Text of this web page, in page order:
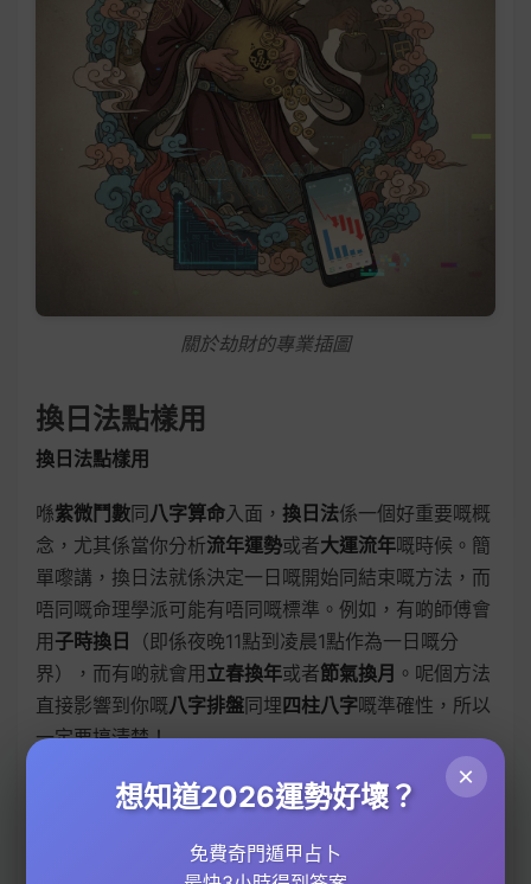
關於劫財的專業插圖
換日法點樣用
換日法點樣用
喺紫微鬥數同八字算命入面， 換日法係一個好重要嘅概
念，尤其係當你分析流年運勢或者大運流年嘅時候。簡
單嚟講，換日法就係決定一日嘅開始同結束嘅方法，而
唔同嘅命理學派可能有唔同嘅標準。例如，有啲師傅會
用 子時換日
（即係夜晚11點到凌晨1點作為一日嘅分
界），而有啲就會用 立春換年或者節氣換月 。呢個方法
直接影響到你嘅八字排盤同埋 四柱八字嘅準確性，所以
一定要搞清楚！
舉個例，如果你嘅出生時間係夜晚11點半，用子時換日
就會同用凌晨12點換日法嘅人有分別。呢個差異可能會
×
想知道2026運勢好壞？
免費奇門遁甲占卜